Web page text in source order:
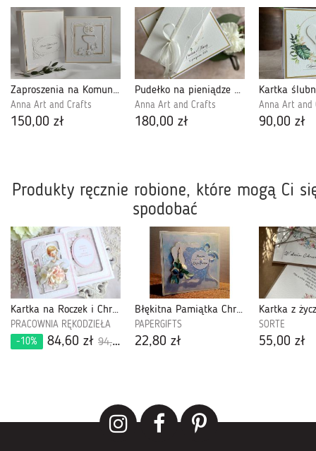
Zaproszenia na Komunię dla chrzestnych, LG 6
Anna Art and Crafts
150,00 zł
Pudełko na pieniądze dla Młodej Pary, WA 23A
Anna Art and Crafts
180,00 zł
Anna Art and
90,00 zł
Produkty ręcznie robione, które mogą Ci
spodobać
Kartka na Roczek i Chrzest w pudełku 53
PRACOWNIA RĘKODZIEŁA
-10%
84,60 zł 94,00 zł
Błękitna Pamiątka Chrztu Świętego dla chłopca
PAPERGIFTS
22,80 zł
SORTE
55,00 zł